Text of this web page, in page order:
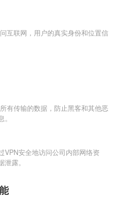
互联网，用户的真实身份和位置信
有传输的数据，防止黑客和其他恶
VPN安全地访问公司内部网络资
露。